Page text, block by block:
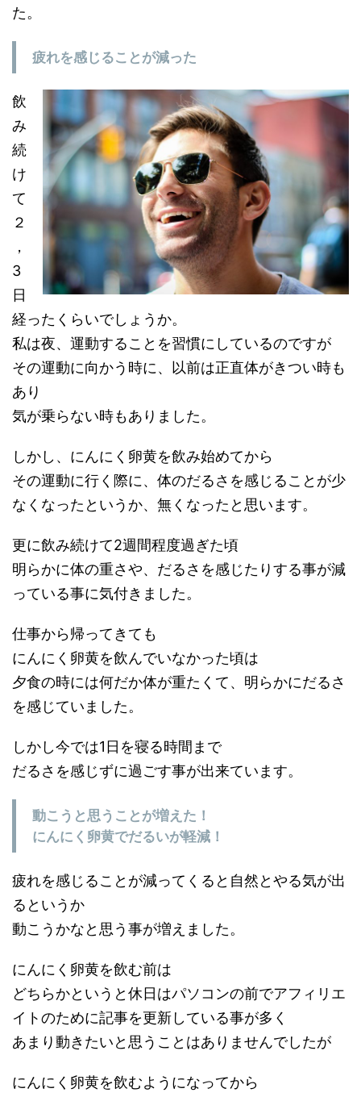
た。
疲れを感じることが減った
飲
み
続
け
て
２
，
3
日
経ったくらいでしょうか。
私は夜、運動することを習慣にしているのですが
その運動に向かう時に、以前は正直体がきつい時も
あり
気が乗らない時もありました。
しかし、にんにく卵黄を飲み始めてから
その運動に行く際に、体のだるさを感じることが少
なくなったというか、無くなったと思います。
更に飲み続けて2週間程度過ぎた頃
明らかに体の重さや、だるさを感じたりする事が減
っている事に気付きました。
仕事から帰ってきても
にんにく卵黄を飲んでいなかった頃は
夕食の時には何だか体が重たくて、明らかにだるさ
を感じていました。
しかし今では1日を寝る時間まで
だるさを感じずに過ごす事が出来ています。
動こうと思うことが増えた！
にんにく卵黄でだるいが軽減！
疲れを感じることが減ってくると自然とやる気が出
るというか
動こうかなと思う事が増えました。
にんにく卵黄を飲む前は
どちらかというと休日はパソコンの前でアフィリエ
イトのために記事を更新している事が多く
あまり動きたいと思うことはありませんでしたが
にんにく卵黄を飲むようになってから